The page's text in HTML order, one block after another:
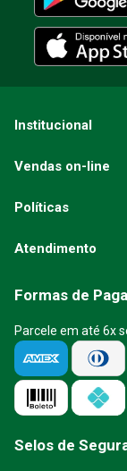
ENVIAR
Institucional
Vendas on-line
Políticas
Atendimento
Formas de
Parcele em até 6x
Selos de